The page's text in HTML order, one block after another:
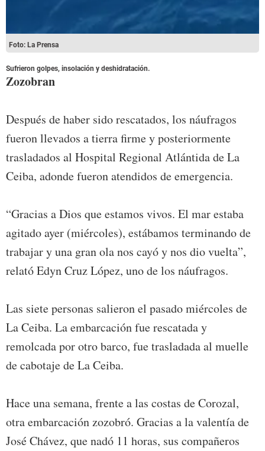
Foto: La Prensa
Sufrieron golpes, insolación y deshidratación.
Zozobran
Después de haber sido rescatados, los náufragos
fueron llevados a tierra firme y posteriormente
trasladados al Hospital Regional Atlántida de La
Ceiba, adonde fueron atendidos de emergencia.
“Gracias a Dios que estamos vivos. El mar estaba
agitado ayer (miércoles), estábamos terminando de
trabajar y una gran ola nos cayó y nos dio vuelta”,
relató Edyn Cruz López, uno de los náufragos.
Las siete personas salieron el pasado miércoles de
La Ceiba. La embarcación fue rescatada y
remolcada por otro barco, fue trasladada al muelle
de cabotaje de La Ceiba.
Hace una semana, frente a las costas de Corozal,
otra embarcación zozobró. Gracias a la valentía de
José Chávez, que nadó 11 horas, sus compañeros